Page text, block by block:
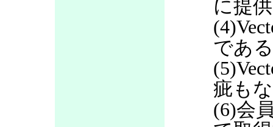
に提
であ
疵も
(6)会